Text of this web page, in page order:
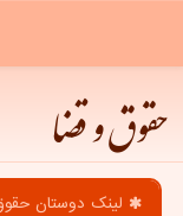
حقوق و قضا
لینک دوستان